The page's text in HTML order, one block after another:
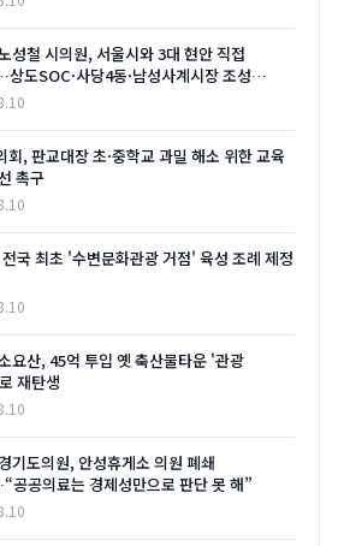
성철 시의원, 서울시와 3대 현안 직접
도SOC·사당4동·남성사계시장 조성
회, 판교대장 초·중학교 과밀 해소 위한 교육
촉구
국 최초 '수변문화관광 거점' 육성 조례 제정
요산, 45억 투입 옛 축산물타운 '관광
재탄생
기도의원, 안성휴게소 의원 폐쇄
공의료는 경제성만으로 판단 못 해”